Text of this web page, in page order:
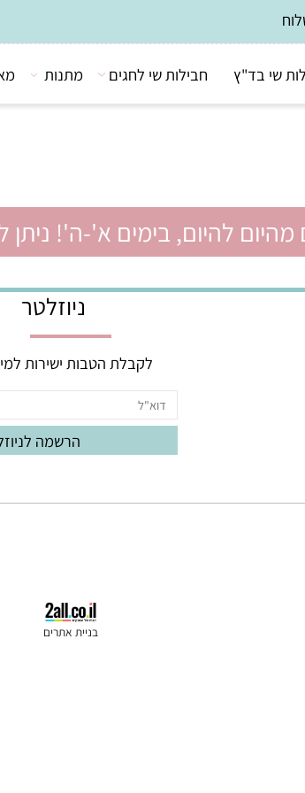
בד"ץ חבילות שי לחגים מתנות
להיום, בימים א'-ה'! ניתן
ניוזלטר
לקבלת הטבות ישירות למייל